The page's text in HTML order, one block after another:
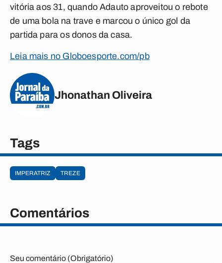
vitória aos 31, quando Adauto aproveitou o rebote
de uma bola na trave e marcou o único gol da
partida para os donos da casa.
Leia mais no Globoesporte.com/pb
Jhonathan Oliveira
Tags
IMPERATRIZ TREZE
Comentários
Seu comentário (Obrigatório)